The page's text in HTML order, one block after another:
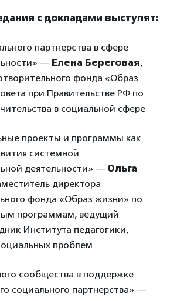
с докладами выступят:
партнерства в сфере
— Елена Береговая,
фонда «Образ
при Правительстве РФ по
в социальной сфере
проекты и программы как
системной
деятельности» — Ольга
директора
фонда «Образ жизни» по
программам, ведущий
Института педагогики,
проблем
сообщества в поддержке
социального партнерства» —